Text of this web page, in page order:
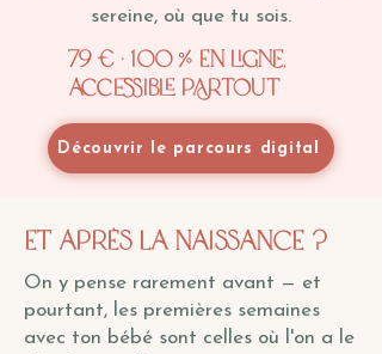
sereine, où que tu sois.
79 € · 100 % en ligne,
accessible partout
Découvrir le parcours digital
Et après la naissance ?
On y pense rarement avant — et
pourtant, les premières semaines
avec ton bébé sont celles où l'on a le